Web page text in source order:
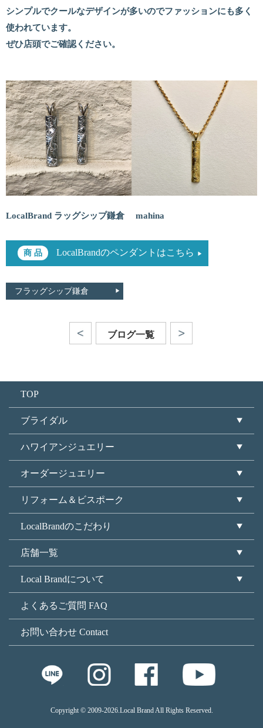
シンプルでクールなデザインが多いのでファッションにも多く
使われています。
ぜひ店頭でご確認ください。
LocalBrand ラッグシップ鎌倉 mahina
LocalBrandのペンダントはこちら
フラッグシップ鎌倉
ブログ一覧
TOP
ブライダル
ハワイアンジュエリー
オーダージュエリー
リフォーム＆ビスポーク
LocalBrandのこだわり
店舗一覧
Local Brandについて
よくあるご質問 FAQ
お問い合わせ Contact
Copyright © 2009-2026.Local Brand All Rights Reserved.